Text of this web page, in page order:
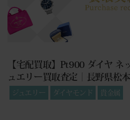
【宅配買取】Pt900 ダイヤ ネ
ュエリー買取査定｜長野県松
ジュエリー ダイヤモンド 貴金属